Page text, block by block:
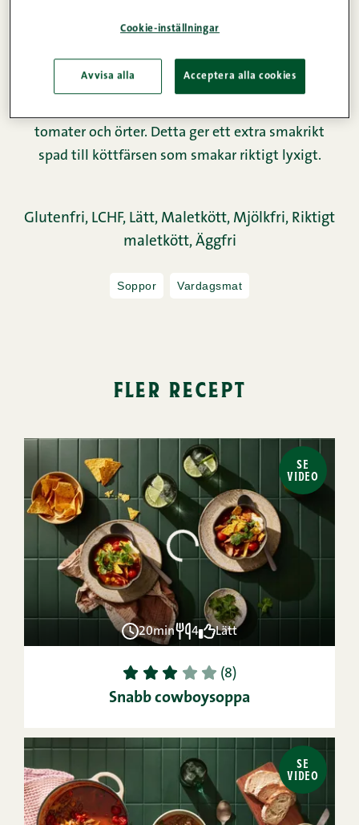
tomater och örter. Detta ger ett extra smakrikt
spad till köttfärsen som smakar riktigt lyxigt.
Glutenfri, LCHF, Lätt, Maletkött, Mjölkfri, Riktigt
maletkött, Äggfri
Soppor Vardagsmat
fler recept
SE
VIDEO
20min 4 Lätt
1 2 3 4 5 (8)
Snabb cowboysoppa
SE
VIDEO
Cookie-inställningar
Avvisa alla Acceptera alla cookies